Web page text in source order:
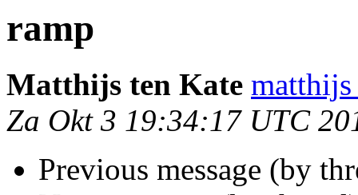
ramp
Matthijs ten Kate matthijs
Za Okt 3 19:34:17 UTC
Previous message (by